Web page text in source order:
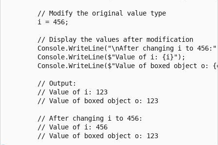
        // Modify the original value type
        i = 456;
        // Display the values after modification
Console.WriteLine("\nAfter changing i to
        Console.WriteLine($"Value of i: {i}");
Console.WriteLine($"Value of boxed object o:
        // Output:
        // Value of i: 123
        // Value of boxed object o: 123
        // After changing i to 456:
        // Value of i: 456